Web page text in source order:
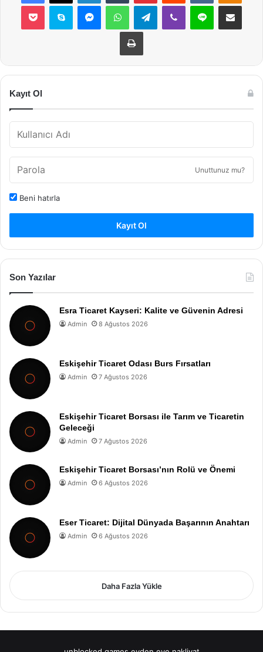
Pocket Skype MessengerWhatsAppTelegramViber Line E-Posta ile
Yazdır
Kayıt Ol
Unuttunuz mu?
Beni hatırla
Kayıt Ol
Son Yazılar
Esra Ticaret Kayseri: Kalite ve Güvenin Adresi
Admin 8 Ağustos 2026
Eskişehir Ticaret Odası Burs Fırsatları
Admin 7 Ağustos 2026
Eskişehir Ticaret Borsası ile Tarım ve Ticaretin
Geleceği
Admin 7 Ağustos 2026
Eskişehir Ticaret Borsası’nın Rolü ve Önemi
Admin 6 Ağustos 2026
Eser Ticaret: Dijital Dünyada Başarının Anahtarı
Admin 6 Ağustos 2026
Daha Fazla Yükle